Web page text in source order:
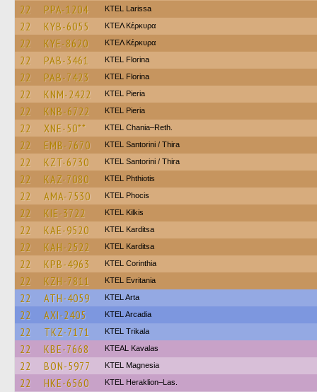
22 PPA-1204 KTEL Larissa
22 KYB-6055 ΚΤΕΛ Κέρκυρα
22 KYE-8620 ΚΤΕΛ Κέρκυρα
22 PAB-3461 KTEL Florina
22 PAB-7423 KTEL Florina
22 KNM-2422 KTEL Pieria
22 KNB-6722 KTEL Pieria
22 XNE-50** KTEL Chania–Reth.
22 EMB-7670 KTEL Santorini / Thira
22 KZT-6730 KTEL Santorini / Thira
22 KAZ-7080 ΚΤΕL Phthiotis
22 AMA-7530 ΚΤΕL Phocis
22 KIE-3722 KTEL Kilkis
22 KAE-9520 ΚΤΕL Karditsa
22 KAH-2522 ΚΤΕL Karditsa
22 KPB-4963 KTEL Corinthia
22 KZH-7811 ΚΤΕL Evritania
22 ATH-4059 KTEL Arta
22 AXI-2405 KTEL Arcadia
22 TKZ-7171 ΚΤΕL Τrikala
22 KBE-7668 KTEAL Kavalas
22 BON-5977 ΚΤΕL Magnesia
22 HKE-6560 KTEL Heraklion–Las.